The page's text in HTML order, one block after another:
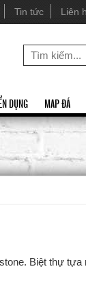
Tin tức Liên
DỤNG MAP ĐÁ
Biệt thự tựa